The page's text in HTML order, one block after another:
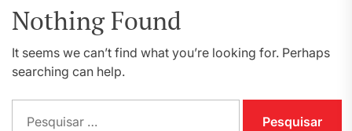
Nothing Found
It seems we can’t find what you’re looking for. Perhaps
searching can help.
por: